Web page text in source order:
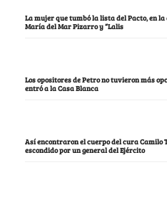
La mujer que tumbó la lista del Pacto, en
María del Mar Pizarro y “Lalis
Los opositores de Petro no tuvieron más
entró a la Casa Blanca
Así encontraron el cuerpo del cura Camilo
escondido por un general del Ejército